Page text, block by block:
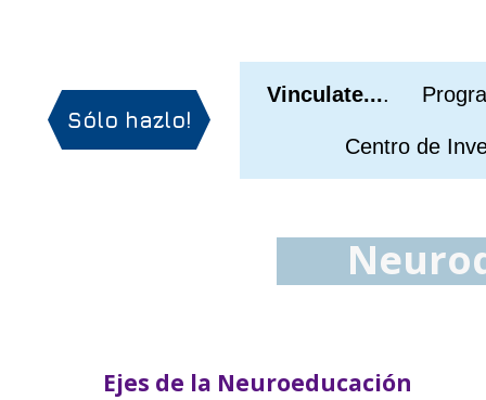
Vinculate....
Centro de
Sólo hazlo!
Ejes de la Neuroeducación